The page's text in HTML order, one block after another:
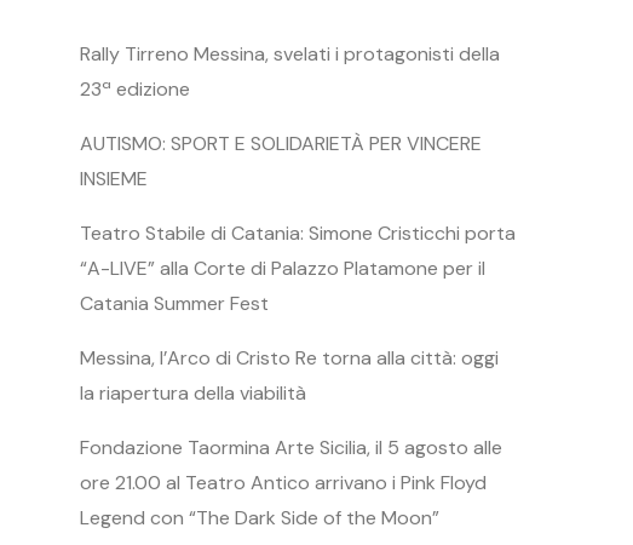
Rally Tirreno Messina, svelati i protagonisti della
23ª edizione
AUTISMO: SPORT E SOLIDARIETÀ PER VINCERE
INSIEME
Teatro Stabile di Catania: Simone Cristicchi porta
“A-LIVE” alla Corte di Palazzo Platamone per il
Catania Summer Fest
Messina, l’Arco di Cristo Re torna alla città: oggi
la riapertura della viabilità
Fondazione Taormina Arte Sicilia, il 5 agosto alle
ore 21.00 al Teatro Antico arrivano i Pink Floyd
Legend con “The Dark Side of the Moon”